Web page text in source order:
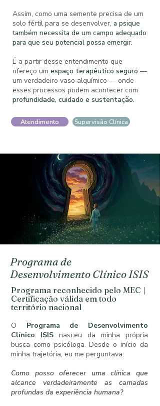
Assim, como uma semente precisa de um
solo fértil para se desenvolver, a psique
também necessita de um campo adequado
para que seu potencial possa emergir.
É a partir desse entendimento que
ofereço um espaço terapêutico seguro —
um verdadeiro vaso alquímico — onde
esses processos podem acontecer com
profundidade, cuidado e sustentação.
Atendimento Supervisão Clínica
Programa de
Desenvolvimento Clínico ISIS
Programa reconhecido pelo MEC |
Certificação válida em todo
território nacional
O Programa de Desenvolvimento
Clínico ISIS nasceu da minha própria
busca como psicóloga. Desde o início da
minha trajetória, eu me perguntava:
Como posso oferecer uma clínica que
alcance verdadeiramente as camadas
profundas da experiência humana?